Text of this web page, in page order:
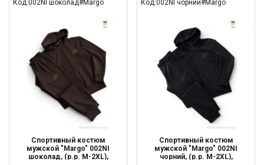
Код:002NI шоколад#Margo
Спортивный костюм
мужской "Margo" 002NI
шоколад, (р.р. M-2XL),
Код:002NI чорний#Margo
Спортивный костюм
мужской "Margo" 002NI
чорний, (р.р. M-2XL),